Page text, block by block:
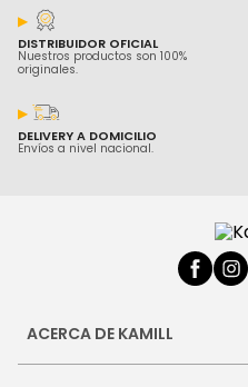
DISTRIBUIDOR OFICIAL
Nuestros productos son 100%
originales.
DELIVERY A DOMICILIO
Envíos a nivel nacional.
ACERCA DE KAMILL